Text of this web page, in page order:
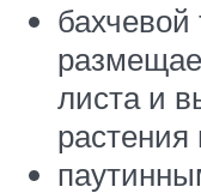
листа и
растения